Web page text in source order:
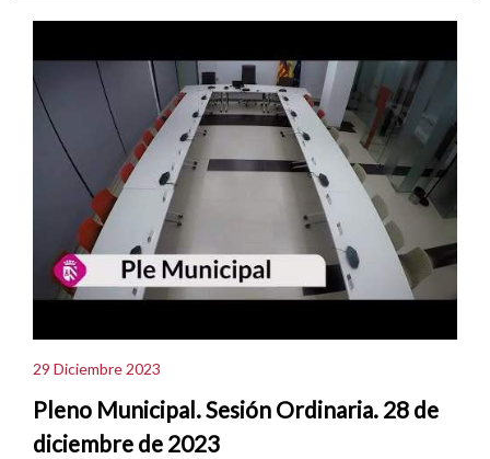
29 Diciembre 2023
Pleno Municipal. Sesión Ordinaria. 28 de
diciembre de 2023